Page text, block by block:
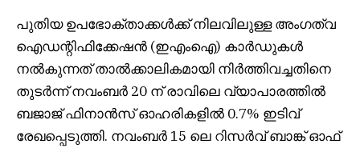
പുതിയ ഉപഭോക്താക്കൾക്ക് നിലവിലുള്ള അംഗത്വ
ഐഡന്റിഫിക്കേഷൻ (ഇഎംഐ) കാർഡുകൾ
നൽകുന്നത് താൽക്കാലികമായി നിർത്തിവച്ചതിനെ
തുടർന്ന് നവംബർ 20 ന് രാവിലെ വ്യാപാരത്തിൽ
ബജാജ് ഫിനാൻസ് ഓഹരികളിൽ 0.7% ഇടിവ്
രേഖപ്പെടുത്തി. നവംബർ 15 ലെ റിസർവ് ബാങ്ക് ഓഫ്